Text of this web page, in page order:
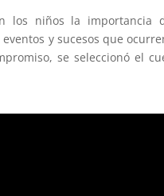
los niños la
y sucesos que
se seleccionó el